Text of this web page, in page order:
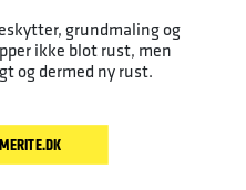
grundmaling og
ikke blot rust, men
og dermed ny rust.